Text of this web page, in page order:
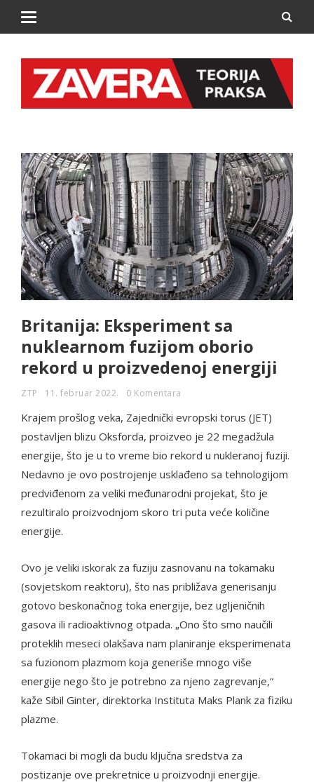
Britanija: Eksperiment sa
nuklearnom fuzijom oborio
rekord u proizvedenoj energiji
ZTP 11. februar 2022. 0 Komentara
Krajem prošlog veka, Zajednički evropski torus (JET)
postavljen blizu Oksforda, proizveo je 22 megadžula
energije, što je u to vreme bio rekord u nukleranoj fuziji.
Nedavno je ovo postrojenje usklađeno sa tehnologijom
predviđenom za veliki međunarodni projekat, što je
rezultiralo proizvodnjom skoro tri puta veće količine
energije.
Ovo je veliki iskorak za fuziju zasnovanu na tokamaku
(sovjetskom reaktoru), što nas približava generisanju
gotovo beskonačnog toka energije, bez ugljeničnih
gasova ili radioaktivnog otpada. „Ono što smo naučili
proteklih meseci olakšava nam planiranje eksperimenata
sa fuzionom plazmom koja generiše mnogo više
energije nego što je potrebno za njeno zagrevanje,“
kaže Sibil Ginter, direktorka Instituta Maks Plank za fiziku
plazme.
Tokamaci bi mogli da budu ključna sredstva za
postizanje ove prekretnice u proizvodnji energije.